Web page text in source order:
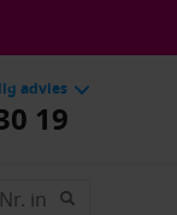
advies
19